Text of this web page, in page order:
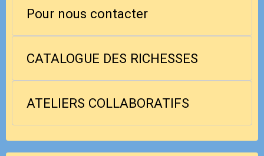
Pour nous contacter
CATALOGUE DES RICHESSES
ATELIERS COLLABORATIFS